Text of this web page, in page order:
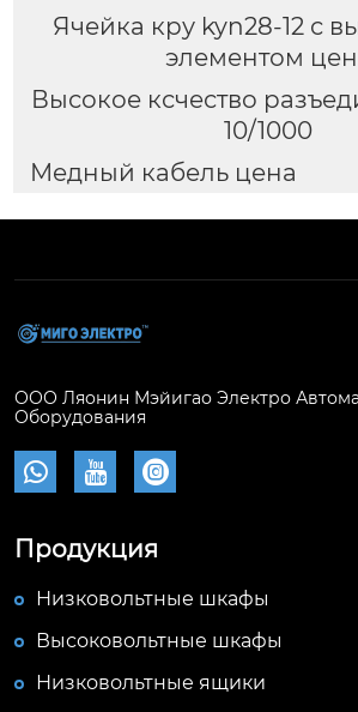
Ячейка кру kyn28-12 с
элементом
Высокое ксчество
10/1000
Медный кабель цена
ООО Ляонин Мэйигао Электро
Оборудования
  
Продукция
Низковольтные шкафы
Высоковольтные шкафы
Низковольтные ящики